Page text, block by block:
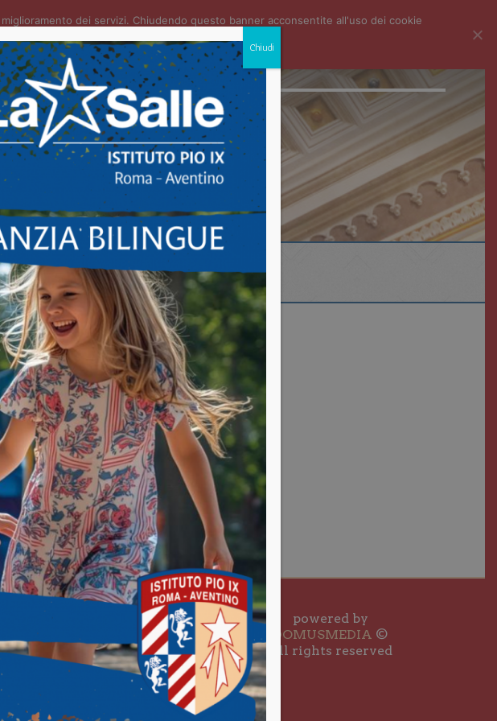
PRIMARIA SECONDARIA I GRADO
Tel. 06/5743797
Fax 06/5740512
powered by
DOMUSMEDIA ©
All rights reserved
Chiudi
dei servizi. Chiudendo questo banner acconsentite all'uso dei cookie
Rifiuta